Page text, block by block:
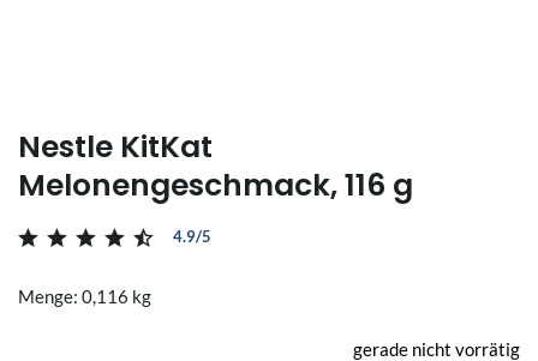
Nestle KitKat
Melonengeschmack, 116 g
4.9/5
Menge: 0,116 kg
gerade nicht vorrätig